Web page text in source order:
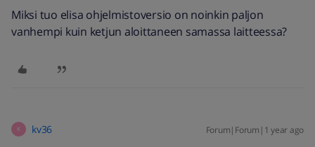
Miksi tuo elisa ohjelmistoversio on noinkin paljon
vanhempi kuin ketjun aloittaneen samassa laitteessa?
K kv36 Forum|Forum|1 year ago